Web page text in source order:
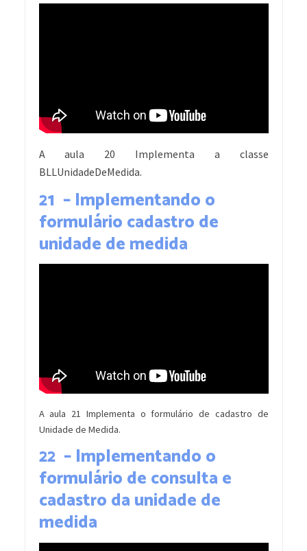
A aula 20 Implementa a classe
BLLUnidadeDeMedida.
21 – Implementando o
formulário cadastro de
unidade de medida
A aula 21 Implementa o formulário de cadastro de
Unidade de Medida.
22 – Implementando o
formulário de consulta e
cadastro da unidade de
medida